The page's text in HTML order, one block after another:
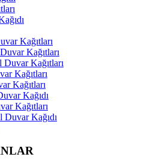
Kağıtları
Kağıtları
Kağıtları
Kağıtları
Kağıtları
Kağıdı
Kağıtları
Kağıdı